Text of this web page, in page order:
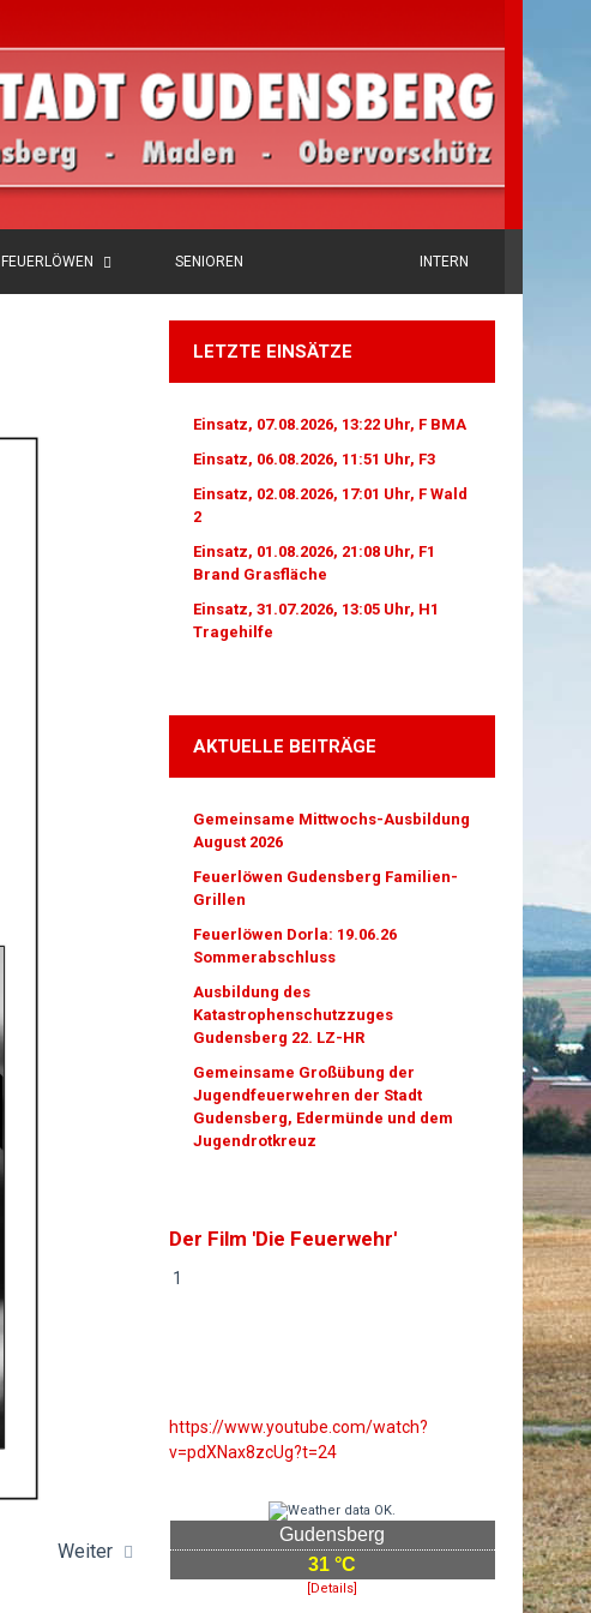
FEUERLÖWEN SENIOREN INTERN
Weiter
LETZTE EINSÄTZE
Einsatz, 07.08.2026, 13:22 Uhr, F BMA
Einsatz, 06.08.2026, 11:51 Uhr, F3
Einsatz, 02.08.2026, 17:01 Uhr, F Wald
2
Einsatz, 01.08.2026, 21:08 Uhr, F1
Brand Grasfläche
Einsatz, 31.07.2026, 13:05 Uhr, H1
Tragehilfe
AKTUELLE BEITRÄGE
Gemeinsame Mittwochs-Ausbildung
August 2026
Feuerlöwen Gudensberg Familien-
Grillen
Feuerlöwen Dorla: 19.06.26
Sommerabschluss
Ausbildung des
Katastrophenschutzzuges
Gudensberg 22. LZ-HR
Gemeinsame Großübung der
Jugendfeuerwehren der Stadt
Gudensberg, Edermünde und dem
Jugendrotkreuz
Der Film 'Die Feuerwehr'
1
https://www.youtube.com/watch?
v=pdXNax8zcUg?t=24
Gudensberg
31 °C
[Details]